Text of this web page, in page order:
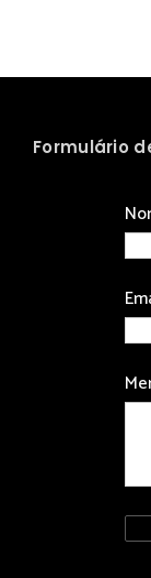
Formulário